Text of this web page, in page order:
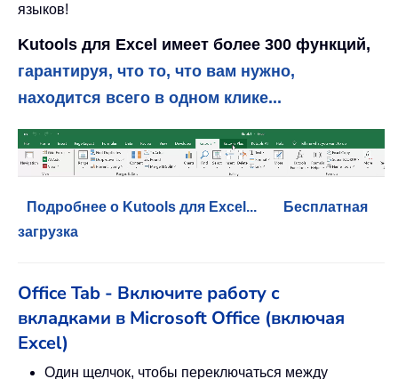
языков!
Kutools для Excel имеет более 300 функций,
гарантируя, что то, что вам нужно,
находится всего в одном клике...
Подробнее о Kutools для Excel...
Бесплатная
загрузка
Office Tab - Включите работу с
вкладками в Microsoft Office (включая
Excel)
Один щелчок, чтобы переключаться между